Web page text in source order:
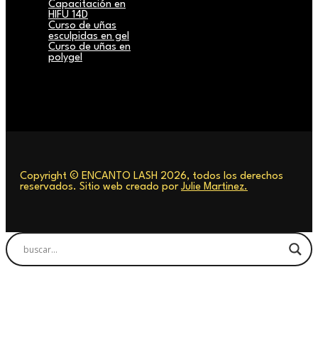
Capacitación en
HIFU 14D
Curso de uñas
esculpidas en gel
Curso de uñas en
polygel
Copyright © ENCANTO LASH 2026, todos los derechos
reservados. Sitio web creado por Julie Martinez.